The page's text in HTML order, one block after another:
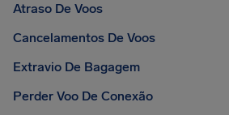
Atraso De Voos
Cancelamentos De Voos
Extravio De Bagagem
Perder Voo De Conexão